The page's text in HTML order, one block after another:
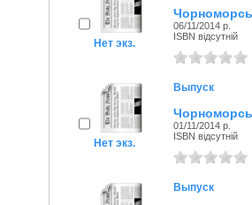
Нет экз.
06/11/2014 р.
ISBN відсутній
Нет экз.
Выпуск
01/11/2014 р.
ISBN відсутній
Выпуск